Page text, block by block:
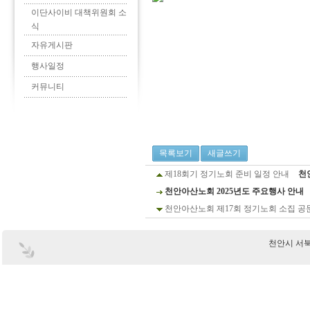
이단사이비 대책위원회 소
식
자유게시판
행사일정
커뮤니티
목록보기 새글쓰기
제18회기 정기노회 준비 일정 안내
천
천안아산노회 2025년도 주요행사 안내
천안아산노회 제17회 정기노회 소집 공
천안시 서